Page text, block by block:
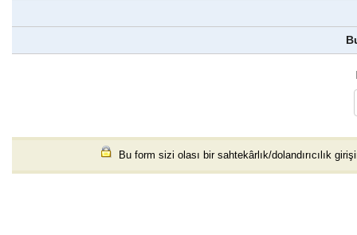
Bu form sizi olası bir sahtekârlık/dolandırıcılık